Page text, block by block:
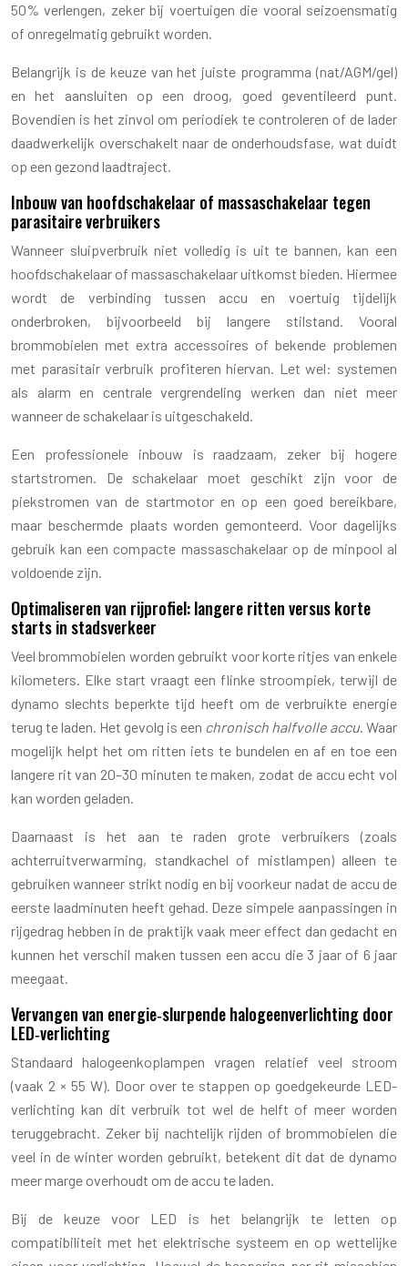
50% verlengen, zeker bij voertuigen die vooral seizoensmatig
of onregelmatig gebruikt worden.
Belangrijk is de keuze van het juiste programma (nat/AGM/gel)
en het aansluiten op een droog, goed geventileerd punt.
Bovendien is het zinvol om periodiek te controleren of de lader
daadwerkelijk overschakelt naar de onderhoudsfase, wat duidt
op een gezond laadtraject.
Inbouw van hoofdschakelaar of massaschakelaar tegen
parasitaire verbruikers
Wanneer sluipverbruik niet volledig is uit te bannen, kan een
hoofdschakelaar of massaschakelaar uitkomst bieden. Hiermee
wordt de verbinding tussen accu en voertuig tijdelijk
onderbroken, bijvoorbeeld bij langere stilstand. Vooral
brommobielen met extra accessoires of bekende problemen
met parasitair verbruik profiteren hiervan. Let wel: systemen
als alarm en centrale vergrendeling werken dan niet meer
wanneer de schakelaar is uitgeschakeld.
Een professionele inbouw is raadzaam, zeker bij hogere
startstromen. De schakelaar moet geschikt zijn voor de
piekstromen van de startmotor en op een goed bereikbare,
maar beschermde plaats worden gemonteerd. Voor dagelijks
gebruik kan een compacte massaschakelaar op de minpool al
voldoende zijn.
Optimaliseren van rijprofiel: langere ritten versus korte
starts in stadsverkeer
Veel brommobielen worden gebruikt voor korte ritjes van enkele
kilometers. Elke start vraagt een flinke stroompiek, terwijl de
dynamo slechts beperkte tijd heeft om de verbruikte energie
terug te laden. Het gevolg is een chronisch halfvolle accu. Waar
mogelijk helpt het om ritten iets te bundelen en af en toe een
langere rit van 20–30 minuten te maken, zodat de accu echt vol
kan worden geladen.
Daarnaast is het aan te raden grote verbruikers (zoals
achterruitverwarming, standkachel of mistlampen) alleen te
gebruiken wanneer strikt nodig en bij voorkeur nadat de accu de
eerste laadminuten heeft gehad. Deze simpele aanpassingen in
rijgedrag hebben in de praktijk vaak meer effect dan gedacht en
kunnen het verschil maken tussen een accu die 3 jaar of 6 jaar
meegaat.
Vervangen van energie‑slurpende halogeenverlichting door
LED‑verlichting
Standaard halogeenkoplampen vragen relatief veel stroom
(vaak 2 × 55 W). Door over te stappen op goedgekeurde LED-
verlichting kan dit verbruik tot wel de helft of meer worden
teruggebracht. Zeker bij nachtelijk rijden of brommobielen die
veel in de winter worden gebruikt, betekent dit dat de dynamo
meer marge overhoudt om de accu te laden.
Bij de keuze voor LED is het belangrijk te letten op
compatibiliteit met het elektrische systeem en op wettelijke